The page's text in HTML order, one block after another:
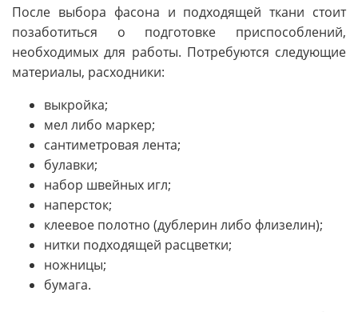
После выбора фасона и подходящей ткани стоит
позаботиться о подготовке приспособлений,
необходимых для работы. Потребуются следующие
материалы, расходники:
выкройка;
мел либо маркер;
сантиметровая лента;
булавки;
набор швейных игл;
наперсток;
клеевое полотно (дублерин либо флизелин);
нитки подходящей расцветки;
ножницы;
бумага.